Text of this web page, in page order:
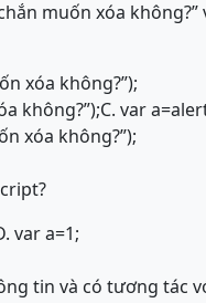
muốn xóa
xóa không?”);
không?”);C. var
xóa không?”);
var a=1;
tin và có tương tác